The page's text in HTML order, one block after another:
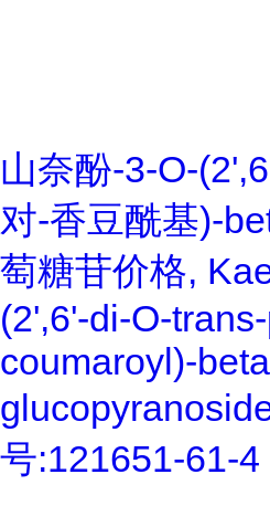
山奈酚-3-O-
对-香豆酰基)-
萄糖苷价格,
(2',6'-di-O-
coumaroyl)-
号:121651-61-4